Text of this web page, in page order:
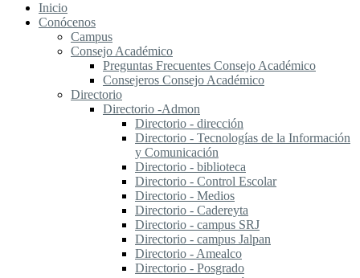
Inicio
Conócenos
Campus
Consejo Académico
Preguntas Frecuentes Consejo Académico
Consejeros Consejo Académico
Directorio
Directorio -Admon
Directorio - dirección
Directorio - Tecnologías de la Información
y Comunicación
Directorio - biblioteca
Directorio - Control Escolar
Directorio - Medios
Directorio - Cadereyta
Directorio - campus SRJ
Directorio - campus Jalpan
Directorio - Amealco
Directorio - Posgrado